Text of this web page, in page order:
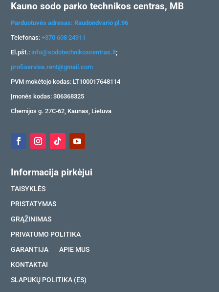
Kauno sodo parko technikos centras, MB
Parduotuvės adresas: Raudondvario pl.96
Telefonas:+370 608 24911
El.pšt.: info@sodotechnikoscentras.lt;
profiservise.rent@gmail.com
PVM mokėtojo kodas: LT100017648114
Įmonės kodas: 306368325
Chemijos g. 27C-62, Kaunas, Lietuva
Informacija pirkėjui
TAISYKLĖS
PRISTATYMAS
GRĄŽINIMAS
PRIVATUMO POLITIKA
GARANTIJA
APIE MUS
KONTAKTAI
SLAPUKŲ POLITIKA (ES)